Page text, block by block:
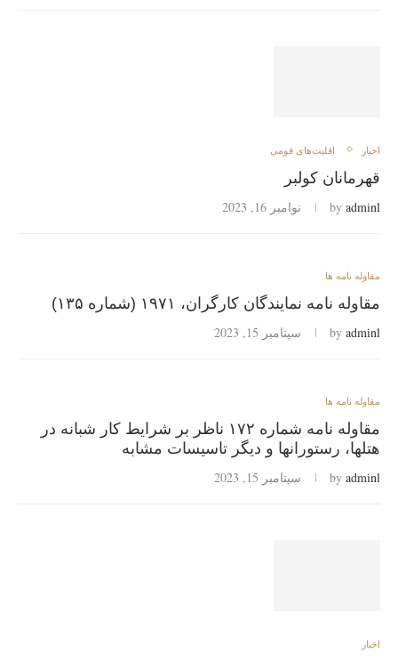
اخبار اقلیت‌های قومی
قهرمانان کولبر
by adminl نوامبر 16, 2023
مقاوله نامه ها
مقاوله نامه نمایندگان کارگران، ۱۹۷۱ (شماره ۱۳۵)
by adminl سپتامبر 15, 2023
مقاوله نامه ها
مقاوله نامه شماره ۱۷۲ ناظر بر شرایط کار شبانه در
هتلها، رستورانها و دیگر تاسیسات مشابه
by adminl سپتامبر 15, 2023
اخبار